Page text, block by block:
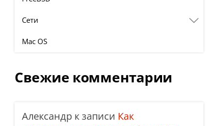
Сети
Mac OS
Свежие комментарии
Александр к записи Как